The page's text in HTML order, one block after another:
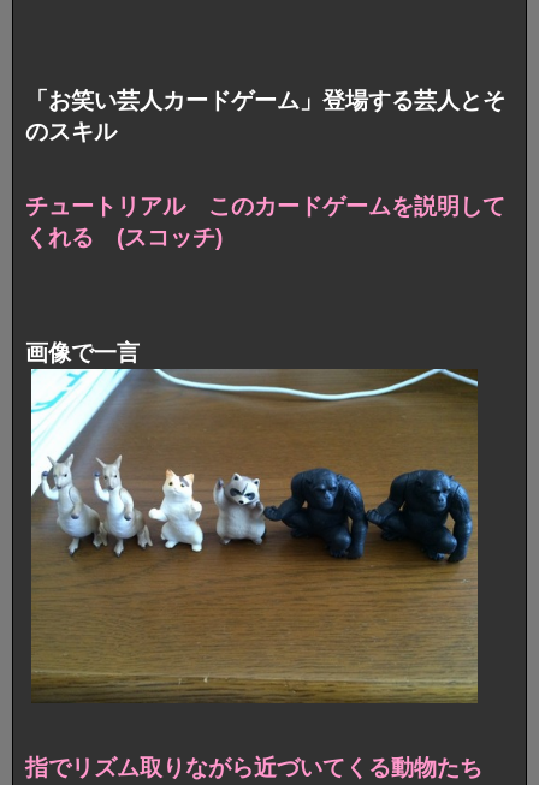
「お笑い芸人カードゲーム」登場する芸人とそ
のスキル
チュートリアル このカードゲームを説明して
くれる (スコッチ)
画像で一言
指でリズム取りながら近づいてくる動物たち